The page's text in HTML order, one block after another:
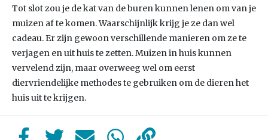
Tot slot zou je de kat van de buren kunnen lenen om van je
muizen af te komen. Waarschijnlijk krijg je ze dan wel
cadeau. Er zijn gewoon verschillende manieren om ze te
verjagen en uit huis te zetten. Muizen in huis kunnen
vervelend zijn, maar overweeg wel om eerst
diervriendelijke methodes te gebruiken om de dieren het
huis uit te krijgen.